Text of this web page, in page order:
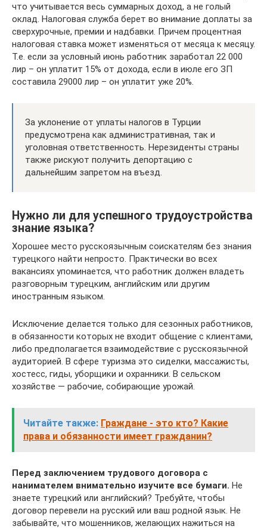
что учитывается весь суммарных доход, а не голый
оклад. Налоговая служба берет во внимание доплаты за
сверхурочные, премии и надбавки. Причем процентная
налоговая ставка может изменяться от месяца к месяцу.
Т.е. если за условный июнь работник заработал 22 000
лир – он уплатит 15% от дохода, если в июле его ЗП
составила 29000 лир – он уплатит уже 20%.
За уклонение от уплаты налогов в Турции
предусмотрена как административная, так и
уголовная ответственность. Нерезиденты страны
также рискуют получить депортацию с
дальнейшим запретом на въезд.
Нужно ли для успешного трудоустройства
знание языка?
Хорошее место русскоязычным соискателям без знания
турецкого найти непросто. Практически во всех
вакансиях упоминается, что работник должен владеть
разговорным турецким, английским или другим
иностранным языком.
Исключение делается только для сезонных работников,
в обязанности которых не входит общение с клиентами,
либо предполагается взаимодействие с русскоязычной
аудиторией. В сфере туризма это сиделки, массажисты,
хостесс, гиды, уборщики и охранники. В сельском
хозяйстве — рабочие, собирающие урожай.
Читайте также: Граждане - это кто? Какие
права и обязанности имеет гражданин?
Перед заключением трудового договора с
нанимателем внимательно изучите все бумаги. Не
знаете турецкий или английский? Требуйте, чтобы
договор перевели на русский или ваш родной язык. Не
забывайте, что мошенников, желающих нажиться на